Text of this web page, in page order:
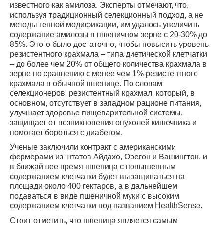
известного как амилоза. Эксперты отмечают, что,
используя традиционный селекционный подход, а не
методы генной модификации, им удалось увеличить
содержание амилозы в пшеничном зерне с 20-30% до
85%. Этого было достаточно, чтобы повысить уровень
резистентного крахмала – типа диетической клетчатки
– до более чем 20% от общего количества крахмала в
зерне по сравнению с менее чем 1% резистентного
крахмала в обычной пшенице. По словам
селекционеров, резистентный крахмал, который, в
основном, отсутствует в западном рационе питания,
улучшает здоровье пищеварительной системы,
защищает от возникновения опухолей кишечника и
помогает бороться с диабетом.
Ученые заключили контракт с американскими
фермерами из штатов Айдахо, Орегон и Вашингтон, и
в ближайшее время пшеница с повышенным
содержанием клетчатки будет выращиваться на
площади около 400 гектаров, а в дальнейшем
подаваться в виде пшеничной муки с высоким
содержанием клетчатки под названием HealthSense.
Стоит отметить, что пшеница является самым